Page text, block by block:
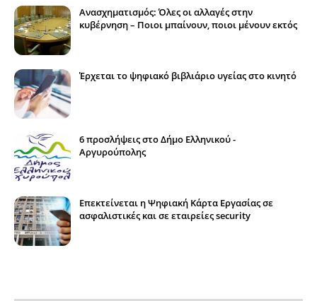
Ανασχηματισμός: Όλες οι αλλαγές στην
κυβέρνηση – Ποιοι μπαίνουν, ποιοι μένουν εκτός
Έρχεται το ψηφιακό βιβλιάριο υγείας στο κινητό
6 προσλήψεις στο Δήμο Ελληνικού -
Αργυρούπολης
Επεκτείνεται η Ψηφιακή Κάρτα Εργασίας σε
ασφαλιστικές και σε εταιρείες security